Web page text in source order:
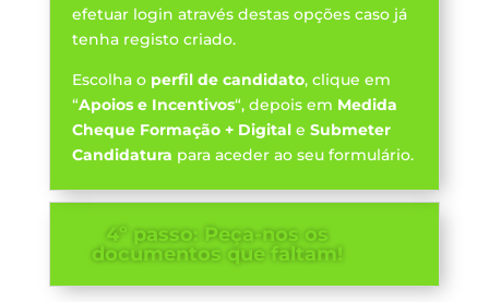
efetuar login através destas opções caso já
tenha registo criado.
Escolha o perfil de candidato, clique em
“Apoios e Incentivos“, depois em Medida
Cheque Formação + Digitale Submeter
Candidatura para aceder ao seu formulário.
4º passo: Peça-nos os
documentos que faltam!